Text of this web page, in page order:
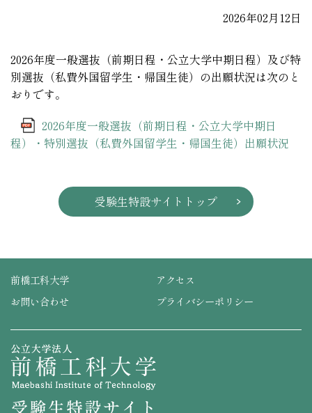
2026年02月12日
2026年度一般選抜（前期日程・公立大学中期日程）及び特
別選抜（私費外国留学生・帰国生徒）の出願状況は次のと
おりです。
2026年度一般選抜（前期日程・公立大学中期日
程）・特別選抜（私費外国留学生・帰国生徒）出願状況
受験生特設サイトトップ
前橋工科大学
アクセス
お問い合わせ
プライバシーポリシー